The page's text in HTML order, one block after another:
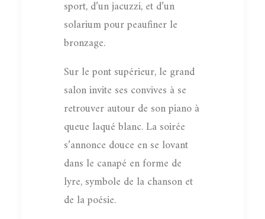
sport, d’un jacuzzi, et d’un
solarium pour peaufiner le
bronzage.
Sur le pont supérieur, le grand
salon invite ses convives à se
retrouver autour de son piano à
queue laqué blanc. La soirée
s’annonce douce en se lovant
dans le canapé en forme de
lyre, symbole de la chanson et
de la poésie.